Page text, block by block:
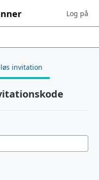
Sign in to
Log på
invitation